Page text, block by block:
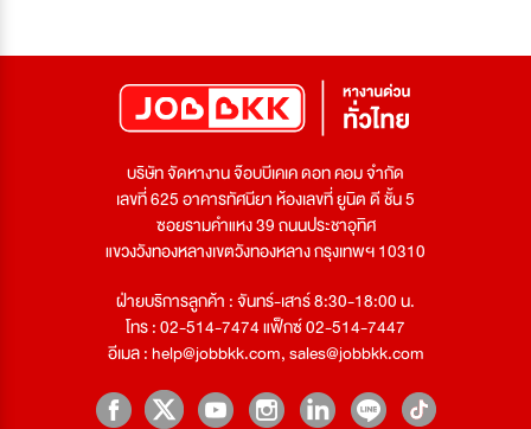
บริษัท จัดหางาน จ๊อบบีเคเค ดอท คอม จำกัด
เลขที่ 625 อาคารทัศนียา ห้องเลขที่ ยูนิต ดี ชั้น 5
ซอยรามคำแหง 39 ถนนประชาอุทิศ
แขวงวังทองหลางเขตวังทองหลาง กรุงเทพฯ 10310
ฝ่ายบริการลูกค้า : จันทร์-เสาร์ 8:30-18:00 น.
โทร : 02-514-7474 แฟ็กซ์ 02-514-7447
อีเมล :help@jobbkk.com,sales@jobbkk.com